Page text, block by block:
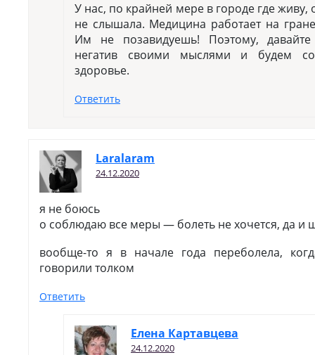
У нас, по крайней мере в городе где живу,
не слышала. Медицина работает на
Им не позавидуешь! Поэтому,
негатив своими мыслями и будем
здоровье.
Ответить
Laralaram
24.12.2020
я не боюсь
о соблюдаю все меры — болеть не хочется, да и
вообще-то я в начале года переболела,
говорили толком
Ответить
Елена Картавцева
24.12.2020